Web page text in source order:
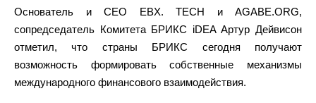
Основатель и CEO EBX. TECH и AGABE.ORG,
сопредседатель Комитета БРИКС iDEA Артур Дейвисон
отметил, что страны БРИКС сегодня получают
возможность формировать собственные механизмы
международного финансового взаимодействия.